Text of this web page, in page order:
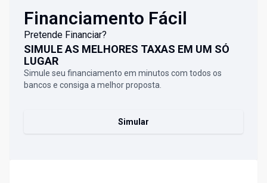
Financiamento Fácil
Pretende Financiar?
SIMULE AS MELHORES TAXAS EM UM SÓ
LUGAR
Simule seu financiamento em minutos com todos os
bancos e consiga a melhor proposta.
Simular